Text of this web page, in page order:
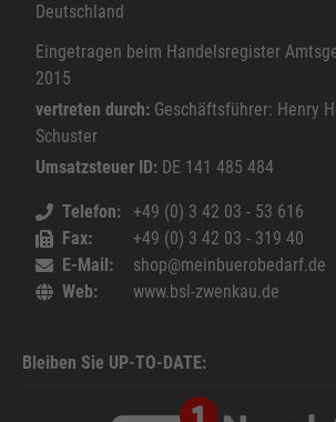
Deutschland
Eingetragen beim Handelsregister
2015
vertreten durch: Geschäftsführer: Henry
Schuster
Umsatzsteuer ID: DE 141 485 484
Telefon
+49 (0) 3 42 03 - 53 616
Fax
+49 (0) 3 42 03 - 319 40
E-Mail
shop@meinbuerobedarf.de
Web
www.bsl-zwenkau.de
Bleiben Sie UP-TO-DATE: